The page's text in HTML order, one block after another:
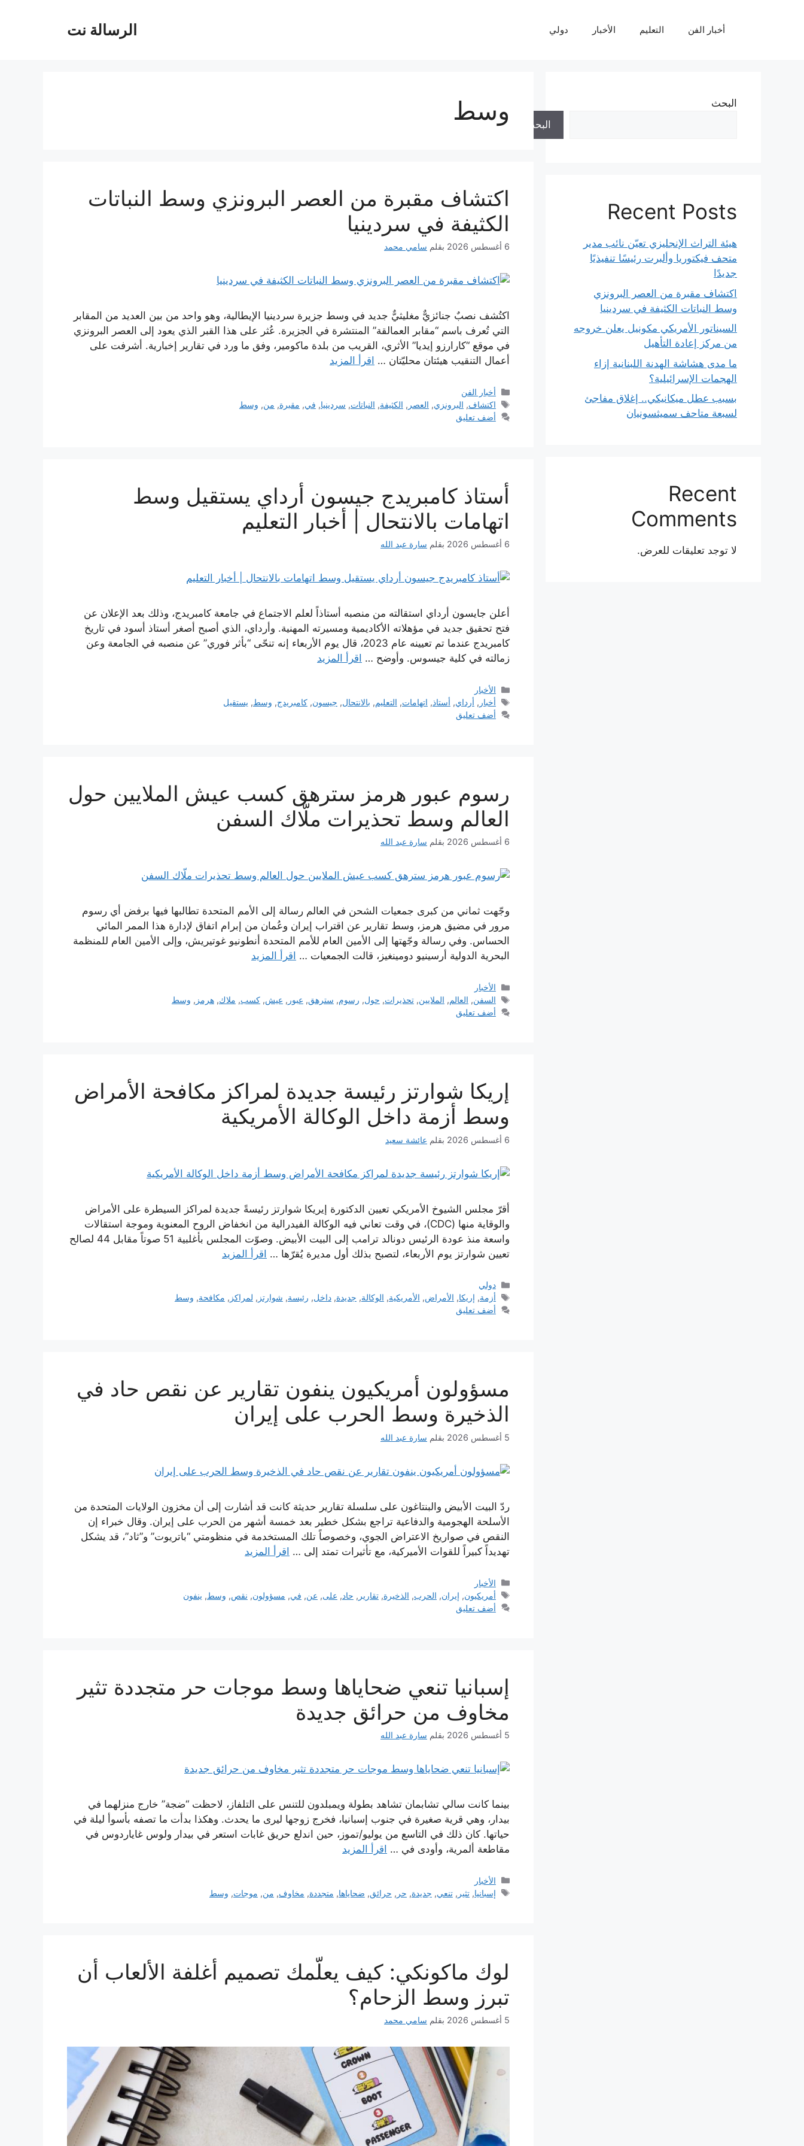
الرسالة نت أخبار الفن التعليم الأخبار دولي
وسط
اكتشاف مقبرة من العصر البرونزي وسط النباتات
الكثيفة في سردينيا
6 أغسطس 2026 بقلم سامي محمد
اكتُشف نصبٌ جنائزيٌّ مغليثيٌّ جديد في وسط جزيرة سردينيا الإيطالية، وهو واحد من بين العديد من المقابر
التي تُعرف باسم “مقابر العمالقة” المنتشرة في الجزيرة. عُثر على هذا القبر الذي يعود إلى العصر البرونزي
في موقع “كارارزو إيديا” الأثري، القريب من بلدة ماكومير، وفق ما ورد في تقارير إخبارية. أشرفت على
أعمال التنقيب هيئتان محليّتان … اقرأ المزيد
التصنيفات
أخبار الفن
الوسوم
اكتشاف, البرونزي, العصر , الكثيفة, النباتات, سردينيا, في, مقبرة, من, وسط
أضف تعليق
أستاذ كامبريدج جيسون أرداي يستقيل وسط
اتهامات بالانتحال | أخبار التعليم
6 أغسطس 2026 بقلم سارة عبد الله
أعلن جايسون أرداي استقالته من منصبه أستاذاً لعلم الاجتماع في جامعة كامبريدج، وذلك بعد الإعلان عن
فتح تحقيق جديد في مؤهلاته الأكاديمية ومسيرته المهنية. وأرداي، الذي أصبح أصغر أستاذ أسود في تاريخ
كامبريدج عندما تم تعيينه عام 2023، قال يوم الأربعاء إنه تنحّى “بأثر فوري” عن منصبه في الجامعة وعن
زمالته في كلية جيسوس. وأوضح … اقرأ المزيد
التصنيفات
الأخبار
الوسوم
أخبار , أرداي, أستاذ, اتهامات, التعليم, بالانتحال, جيسون,كامبريدج, وسط, يستقيل
أضف تعليق
رسوم عبور هرمز سترهق كسب عيش الملايين حول
العالم وسط تحذيرات ملّاك السفن
6 أغسطس 2026 بقلم سارة عبد الله
وجّهت ثماني من كبرى جمعيات الشحن في العالم رسالة إلى الأمم المتحدة تطالبها فيها برفض أي رسوم
مرور في مضيق هرمز، وسط تقارير عن اقتراب إيران وعُمان من إبرام اتفاق لإدارة هذا الممر المائي
الحساس. وفي رسالة وجّهتها إلى الأمين العام للأمم المتحدة أنطونيو غوتيريش، وإلى الأمين العام للمنظمة
البحرية الدولية أرسينيو دومينغيز، قالت الجمعيات … اقرأ المزيد
التصنيفات
الأخبار
الوسوم
السفن, العالم, الملايين,تحذيرات, حول, رسوم, سترهق, عبور , عيش,كسب, ملاك,هرمز , وسط
أضف تعليق
إريكا شوارتز رئيسة جديدة لمراكز مكافحة الأمراض
وسط أزمة داخل الوكالة الأمريكية
6 أغسطس 2026 بقلم عائشة سعيد
أقرّ مجلس الشيوخ الأمريكي تعيين الدكتورة إيريكا شوارتز رئيسةً جديدة لمراكز السيطرة على الأمراض
والوقاية منها (CDC)، في وقت تعاني فيه الوكالة الفيدرالية من انخفاض الروح المعنوية وموجة استقالات
واسعة منذ عودة الرئيس دونالد ترامب إلى البيت الأبيض. وصوّت المجلس بأغلبية 51 صوتاً مقابل 44 لصالح
تعيين شوارتز يوم الأربعاء، لتصبح بذلك أول مديرة يُقرّها … اقرأ المزيد
التصنيفات
دولي
الوسوم
أزمة, إريكا, الأمراض, الأمريكية, الوكالة, جديدة,داخل, رئيسة, شوارتز , لمراكز , مكافحة, وسط
أضف تعليق
مسؤولون أمريكيون ينفون تقارير عن نقص حاد في
الذخيرة وسط الحرب على إيران
5 أغسطس 2026 بقلم سارة عبد الله
ردّ البيت الأبيض والبنتاغون على سلسلة تقارير حديثة كانت قد أشارت إلى أن مخزون الولايات المتحدة من
الأسلحة الهجومية والدفاعية تراجع بشكل خطير بعد خمسة أشهر من الحرب على إيران. وقال خبراء إن
النقص في صواريخ الاعتراض الجوي، وخصوصاً تلك المستخدمة في منظومتي “باتريوت” و”ثاد”، قد يشكل
تهديداً كبيراً للقوات الأميركية، مع تأثيرات تمتد إلى … اقرأ المزيد
التصنيفات
الأخبار
الوسوم
أمريكيون, إيران, الحرب, الذخيرة,تقارير , حاد, على, عن, في, مسؤولون, نقص, وسط, ينفون
أضف تعليق
إسبانيا تنعي ضحاياها وسط موجات حر متجددة تثير
مخاوف من حرائق جديدة
5 أغسطس 2026 بقلم سارة عبد الله
بينما كانت سالي تشابمان تشاهد بطولة ويمبلدون للتنس على التلفاز، لاحظت “ضجة” خارج منزلهما في
بيدار، وهي قرية صغيرة في جنوب إسبانيا، فخرج زوجها ليرى ما يحدث. وهكذا بدأت ما تصفه بأسوأ ليلة في
حياتها. كان ذلك في التاسع من يوليو/تموز، حين اندلع حريق غابات استعر في بيدار ولوس غاياردوس في
مقاطعة ألمرية، وأودى في … اقرأ المزيد
التصنيفات
الأخبار
الوسوم
إسبانيا,تثير ,تنعي, جديدة, حر , حرائق, ضحاياها, متجددة, مخاوف, من, موجات, وسط
لوك ماكونكي: كيف يعلّمك تصميم أغلفة الألعاب أن
تبرز وسط الزحام؟
5 أغسطس 2026 بقلم سامي محمد
البحث
البحث
Recent Posts
هيئة التراث الإنجليزي تعيّن نائب مدير
متحف فيكتوريا وألبرت رئيسًا تنفيذيًا
جديدًا
اكتشاف مقبرة من العصر البرونزي
وسط النباتات الكثيفة في سردينيا
السيناتور الأمريكي مكونيل يعلن خروجه
من مركز إعادة التأهيل
ما مدى هشاشة الهدنة اللبنانية إزاء
الهجمات الإسرائيلية؟
بسبب عطل ميكانيكي.. إغلاق مفاجئ
لسبعة متاحف سميثسونيان
Recent
Comments
لا توجد تعليقات للعرض.